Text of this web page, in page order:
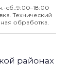
сб.:9:00–18:00
Технический
обработка.
районах